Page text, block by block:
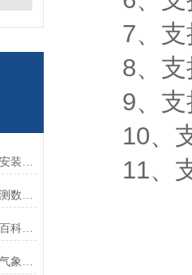
专业的校园气象观测站标准-气象百科：是一款用于所有校园的校园气象站#（
7、支
8、支
9、支持
10、支
11、支